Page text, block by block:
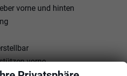
vorne und hinten
vorne